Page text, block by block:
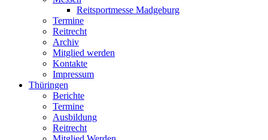
Reitsportmesse Madgeburg
Termine
Reitrecht
Archiv
Mitglied werden
Kontakte
Impressum
Thüringen
Berichte
Termine
Ausbildung
Reitrecht